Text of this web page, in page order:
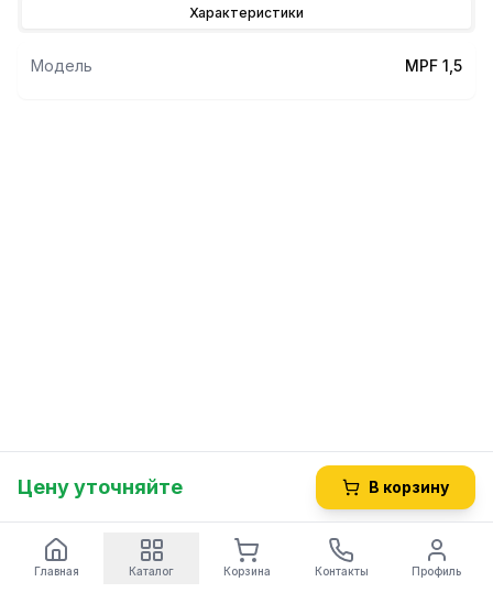
Характеристики
Модель MPF 1,5
Цену уточняйте В корзину
Главная Каталог Корзина Контакты Профиль